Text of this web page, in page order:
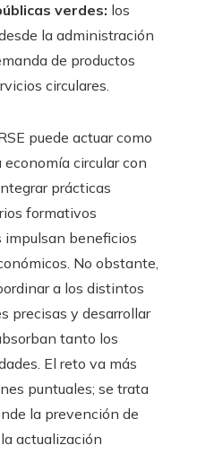
verdes: los
la administración
de productos
circulares.
puede actuar como
circular con
prácticas
formativos
impulsan beneficios
No obstante,
a los distintos
precisas y desarrollar
tanto los
El reto va más
puntuales; se trata
la prevención de
actualización